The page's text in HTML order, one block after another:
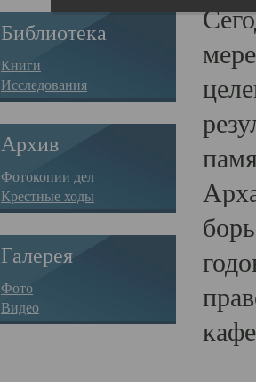
Библиотека
Книги
Исследования
Архив
Фотокопии дел
Крестные ходы
Галерея
Фото
Видео